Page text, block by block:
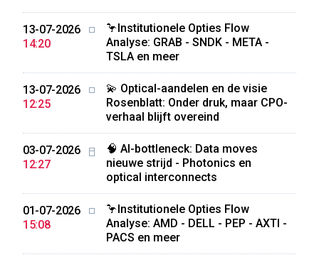
13-07-2026
14:20
🦩Institutionele Opties Flow
Analyse: GRAB - SNDK - META -
TSLA en meer
13-07-2026
12:25
💫 Optical-aandelen en de visie
Rosenblatt: Onder druk, maar CPO-
verhaal blijft overeind
03-07-2026
12:27
🧠 AI-bottleneck: Data moves
nieuwe strijd - Photonics en
optical interconnects
01-07-2026
15:08
🦩Institutionele Opties Flow
Analyse: AMD - DELL - PEP - AXTI -
PACS en meer